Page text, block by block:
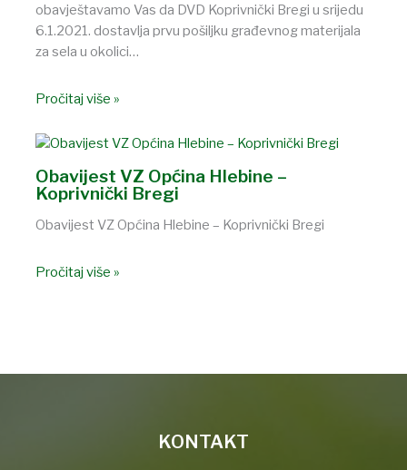
obavještavamo Vas da DVD Koprivnički Bregi u srijedu
6.1.2021. dostavlja prvu pošiljku građevnog materijala
za sela u okolici…
Pročitaj više »
Obavijest VZ Općina Hlebine –
Koprivnički Bregi
Obavijest VZ Općina Hlebine – Koprivnički Bregi
Pročitaj više »
KONTAKT